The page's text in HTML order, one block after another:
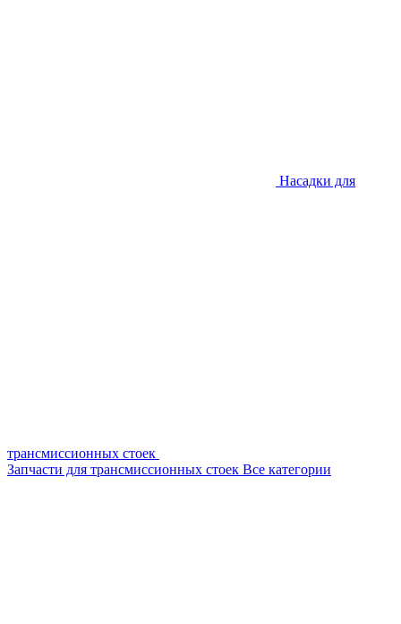
Насадки для
трансмиссионных стоек
Запчасти для трансмиссионных стоек Все категории